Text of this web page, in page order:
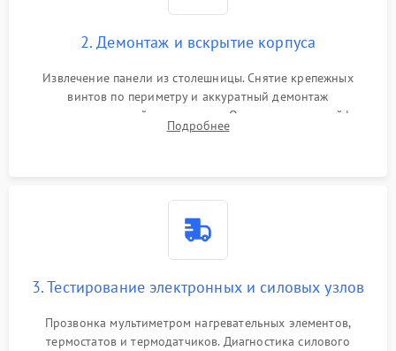
2. Демонтаж и вскрытие корпуса
Извлечение панели из столешницы. Снятие крепежных
винтов по периметру и аккуратный демонтаж
стеклокерамической поверхности. Отсоединение шлейфов
сенсорного блока для доступа к силовым платам, катушкам
Подробнее
3. Тестирование электронных и силовых узлов
Прозвонка мультиметром нагревательных элементов,
термостатов и термодатчиков. Диагностика силового